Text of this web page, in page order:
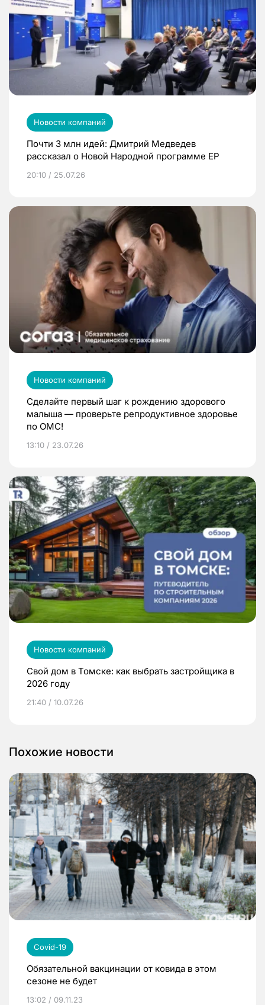
Новости компаний
Почти 3 млн идей: Дмитрий Медведев
рассказал о Новой Народной программе ЕР
20:10 / 25.07.26
Новости компаний
Сделайте первый шаг к рождению здорового
малыша — проверьте репродуктивное здоровье
по ОМС!
13:10 / 23.07.26
Новости компаний
Свой дом в Томске: как выбрать застройщика в
2026 году
21:40 / 10.07.26
Похожие новости
Covid-19
Обязательной вакцинации от ковида в этом
сезоне не будет
13:02 / 09.11.23